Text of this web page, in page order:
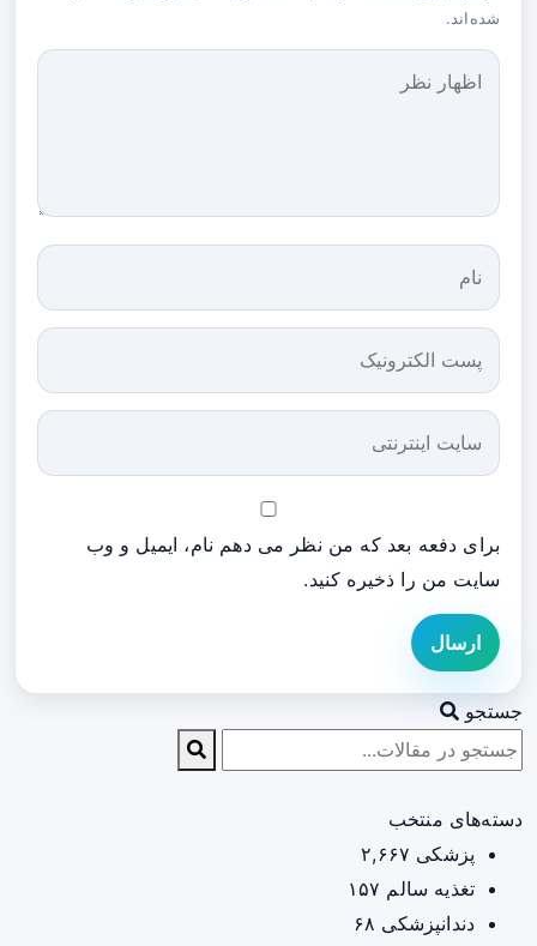
شده‌اند.
برای دفعه بعد که من نظر می دهم نام، ایمیل و وب
سایت من را ذخیره کنید.
ارسال
جستجو
دسته‌های منتخب
پزشکی ۲,۶۶۷
تغذیه سالم ۱۵۷
دندانپزشکی ۶۸